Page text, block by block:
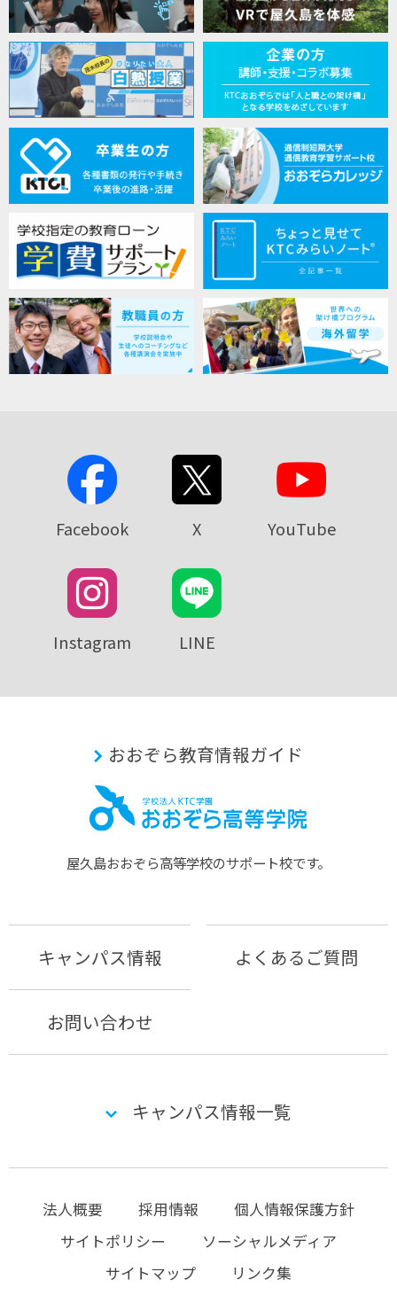
Facebook X YouTube
Instagram LINE
おおぞら教育情報ガイド
屋久島おおぞら⾼等学校のサポート校です。
キャンパス情報 よくあるご質問
お問い合わせ
キャンパス情報一覧
法人概要 採用情報
個人情報保護方針
サイトポリシー
ソーシャルメディア
サイトマップ
リンク集